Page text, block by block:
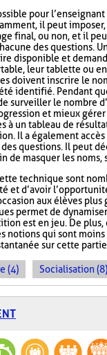
pour
il peut
final, ou non, et il
des questions.
disponible et
leur tablette ou
doivent inscrire le
identifié. Pendant
surveiller le nombre
et mieux
à un tableau de
Il a également
questions. Il peut
de masquer les
technique sont
et d’avoir
aux élèves
permet de
est en jeu. De
notions qui sont
sur cette
(4) Socialisation (8)